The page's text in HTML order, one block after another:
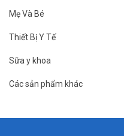
Mẹ Và Bé
Thiết Bị Y Tế
Sữa y khoa
Các sản phẩm khác